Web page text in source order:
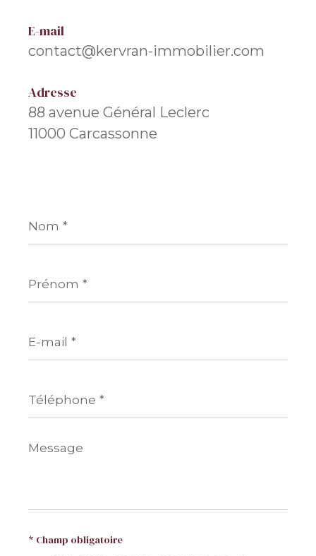
E-mail
contact@kervran-immobilier.com
Adresse
88 avenue Général Leclerc
11000 Carcassonne
*
*
mail
*
*
Message
*
* Champ obligatoire